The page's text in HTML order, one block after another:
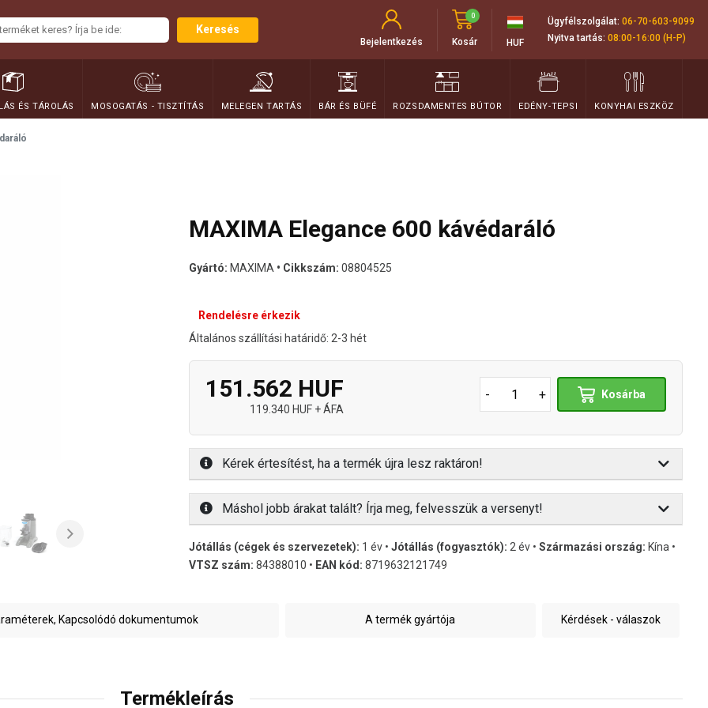
Keresés
Bejelentkezés Kosár
0
HUF
Ügyfélszolgálat: 06-70-603-9099
Nyitva tartás: 08:00-16:00 (H-P)
ÉS TÁROLÁS MOSOGATÁS - TISZTÍTÁS MELEGEN TARTÁS BÁR ÉS BÜFÉ ROZSDAMENTES BÚTOR EDÉNY-TEPSI KONYHAI ESZKÖZ
MAXIMA Elegance 600 kávédaráló
Gyártó: MAXIMA • Cikkszám: 08804525
Rendelésre érkezik
Általános szállítási határidő: 2-3 hét
151.562 HUF
119.340 HUF + ÁFA
- + Kosárba
Kérek értesítést, ha a termék újra lesz raktáron!
Máshol jobb árakat talált? Írja meg, felvesszük a versenyt!
Jótállás (cégek és szervezetek): 1 év • Jótállás (fogyasztók): 2 év • Származási ország: Kína •
VTSZ szám: 84388010 • EAN kód: 8719632121749
Kapcsolódó dokumentumok A termék gyártója Kérdések - válaszok
Termékleírás